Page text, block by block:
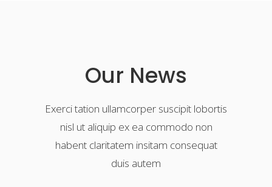
Our News
Exerci tation ullamcorper suscipit lobortis
nisl ut aliquip ex ea commodo non
habent claritatem insitam consequat
duis autem